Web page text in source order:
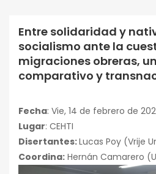
Conferencias
Entre solidaridad y
socialismo ante la
migraciones obreras,
comparativo y
Fecha: Vie, 14 de febrero de
Lugar: CEHTI
Disertantes:Lucas Poy (Vrije
Coordina: Hernán Camarero